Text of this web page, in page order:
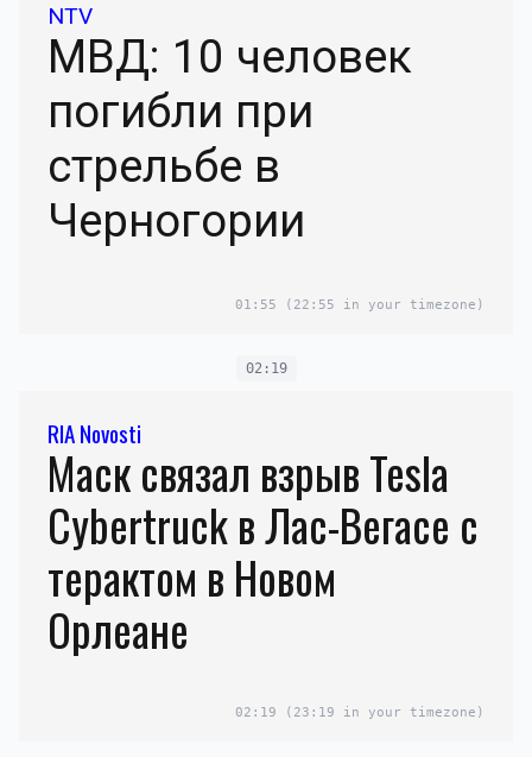
NTV
МВД: 10 человек
погибли при
стрельбе в
Черногории
01:55 (22:55 in your timezone)
02:19
RIA Novosti
Маск связал взрыв Tesla
Cybertruck в Лас-Вегасе с
терактом в Новом
Орлеане
02:19 (23:19 in your timezone)